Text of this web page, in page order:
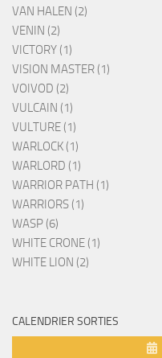
VAN HALEN (2)
VENIN (2)
VICTORY (1)
VISION MASTER (1)
VOIVOD (2)
VULCAIN (1)
VULTURE (1)
WARLOCK (1)
WARLORD (1)
WARRIOR PATH (1)
WARRIORS (1)
WASP (6)
WHITE CRONE (1)
WHITE LION (2)
CALENDRIER SORTIES